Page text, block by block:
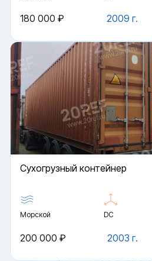
2009 г.
180 000 ₽
Cухогрузный контейнер
Морской DC
2003 г.
200 000 ₽